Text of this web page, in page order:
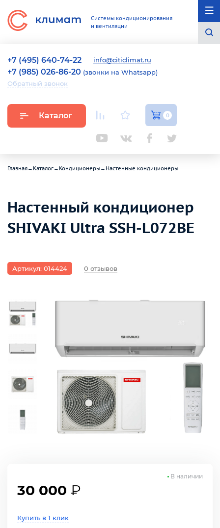
Системы кондиционирования
и вентиляции
+7 (495) 640-74-22 info@citiclimat.ru
+7 (985) 026-86-20 (звонки на Whatsapp)
Обратный звонок
Каталог 0
Главная→ Каталог→ Кондиционеры→ Настенные кондиционеры
Настенный кондиционер
SHIVAKI Ultra SSH-L072BE
Артикул: 014424 0 отзывов
30 000 ₽
Купить в 1 клик
В наличии